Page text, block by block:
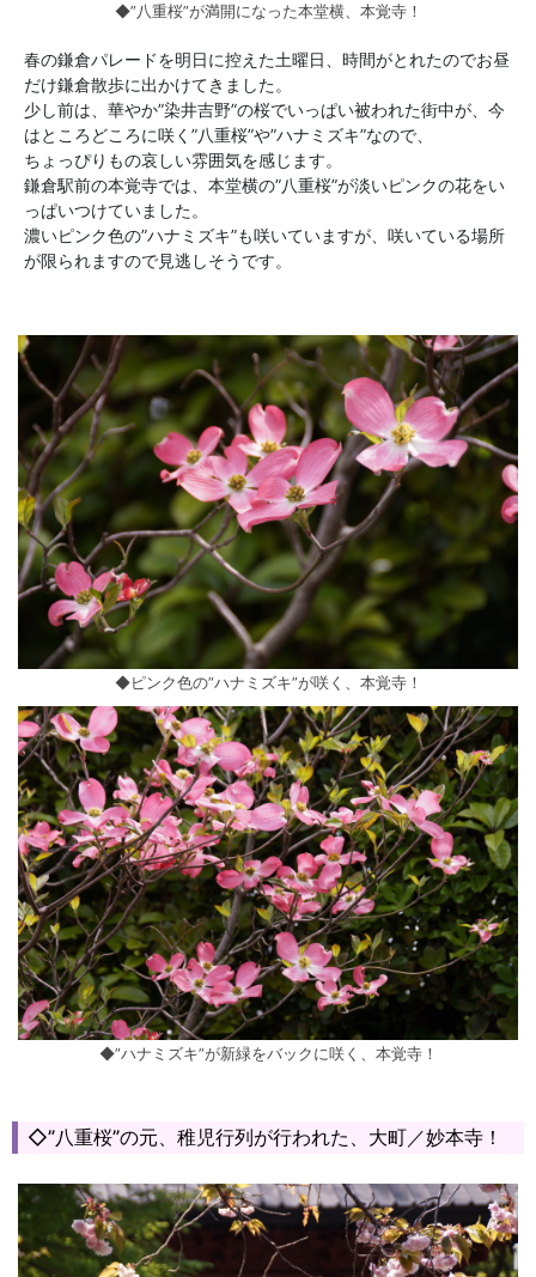
◆”八重桜”が満開になった本堂横、本覚寺！
春の鎌倉パレードを明日に控えた土曜日、時間がとれたのでお昼
だけ鎌倉散歩に出かけてきました。
少し前は、華やか”染井吉野”の桜でいっぱい被われた街中が、今
はところどころに咲く”八重桜”や”ハナミズキ”なので、
ちょっぴりもの哀しい雰囲気を感じます。
鎌倉駅前の本覚寺では、本堂横の”八重桜”が淡いピンクの花をい
っぱいつけていました。
濃いピンク色の”ハナミズキ”も咲いていますが、咲いている場所
が限られますので見逃しそうです。
◆ピンク色の”ハナミズキ”が咲く、本覚寺！
◆”ハナミズキ”が新緑をバックに咲く、本覚寺！
◇”八重桜”の元、稚児行列が行われた、大町／妙本寺！